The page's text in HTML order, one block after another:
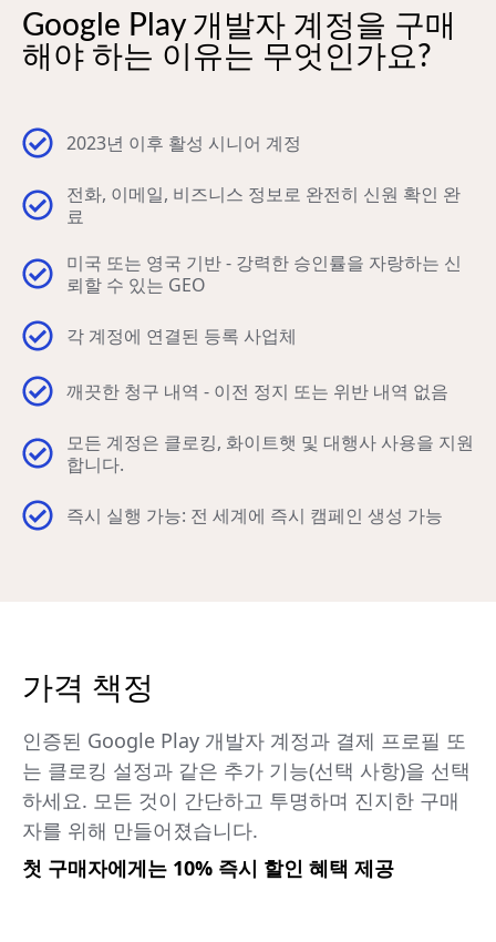
Google Play 개발자 계정을 구매
해야 하는 이유는 무엇인가요?
2023년 이후 활성 시니어 계정
전화, 이메일, 비즈니스 정보로 완전히 신원 확인 완
료
미국 또는 영국 기반 - 강력한 승인률을 자랑하는 신
뢰할 수 있는 GEO
각 계정에 연결된 등록 사업체
깨끗한 청구 내역 - 이전 정지 또는 위반 내역 없음
모든 계정은 클로킹, 화이트햇 및 대행사 사용을 지원
합니다.
즉시 실행 가능: 전 세계에 즉시 캠페인 생성 가능
가격 책정
인증된 Google Play 개발자 계정과 결제 프로필 또
는 클로킹 설정과 같은 추가 기능(선택 사항)을 선택
하세요. 모든 것이 간단하고 투명하며 진지한 구매
자를 위해 만들어졌습니다.
첫 구매자에게는 10% 즉시 할인 혜택 제공